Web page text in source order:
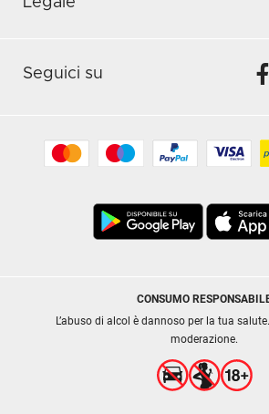
Seguici su
CONSUMO
L’abuso di alcol è dannoso per la tua
moderazione.